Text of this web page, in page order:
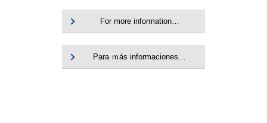
For more information…
Para ｍás informaciones…